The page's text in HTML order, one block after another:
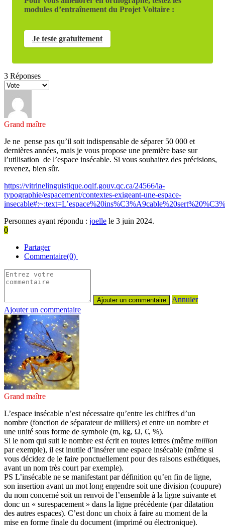
modules d’entraînement du Projet Voltaire :
Je teste gratuitement
3 Réponses
Grand maître
Je ne pense pas qu’il soit indispensable de séparer 50 000 et
dernières années, mais je vous propose une première base sur
l’utilisation de l’espace insécable. Si vous souhaitez des précisions,
revenez, bien sûr.
https://vitrinelinguistique.oqlf.gouv.qc.ca/24566/la-
typographie/espacement/contextes-exigeant-une-espace-
Personnes ayant répondu : joelle le 3 juin 2024.
0
Partager
Commentaire(0)
Annuler
Ajouter un commentaire
Grand maître
L’espace insécable n’est nécessaire qu’entre les chiffres d’un
nombre (fonction de séparateur de milliers) et entre un nombre et
une unité sous forme de symbole (m, kg, Ω, €, %).
Si le nom qui suit le nombre est écrit en toutes lettres (même million
par exemple), il est inutile d’insérer une espace insécable (même si
vous décidez de le faire ponctuellement pour des raisons esthétiques,
avant un nom très court par exemple).
PS L’insécable ne se manifestant par définition qu’en fin de ligne,
son insertion avant un mot long engendre soit une division (coupure)
du nom concerné soit un renvoi de l’ensemble à la ligne suivante et
donc un « surespacement » dans la ligne précédente (par dilatation
des autres espaces). C’est donc un choix à faire au moment de la
mise en forme finale du document (imprimé ou électronique).